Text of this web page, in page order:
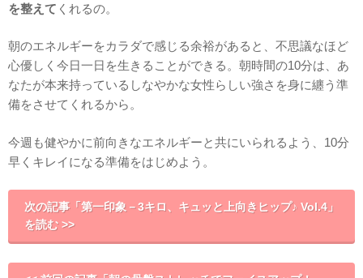
を整えて くれるの。
朝のエネルギーをカラダで感じる余裕があると、不思議なほど
心優しく今日一日を生きることができる。朝時間の10分は、あ
なたが本来持っているしなやかな女性らしい強さを身に纏う準
備をさせてくれるから。
今週も健やかに前向きなエネルギーと共にいられるよう、10分
早くキレイになる準備をはじめよう。
次の記事「第一印象－3キロ、キュッと上向きヒップ♪ Vol.4」
を読む >>